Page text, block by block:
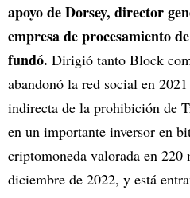
apoyo de Dorsey, director
empresa de procesamiento
fundó. Dirigió tanto Block
abandonó la red social en
indirecta de la prohibición de
en un importante inversor en
criptomoneda valorada en
diciembre de 2022, y está